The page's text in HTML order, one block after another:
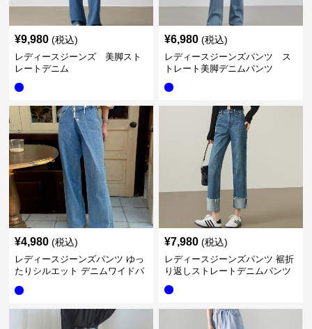
¥9,980 (税込)
レディースジーンズ 美脚スト
レートデニム
¥6,980 (税込)
レディースジーンズパンツ ス
トレート美脚デニムパンツ
¥4,980 (税込)
レディースジーンズパンツ ゆっ
たりシルエット デニムワイドパ
¥7,980 (税込)
レディースジーンズパンツ 裾折
り返しストレートデニムパンツ